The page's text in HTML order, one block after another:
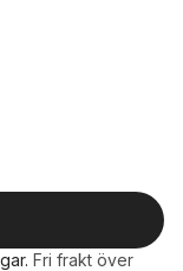
. Fri frakt över